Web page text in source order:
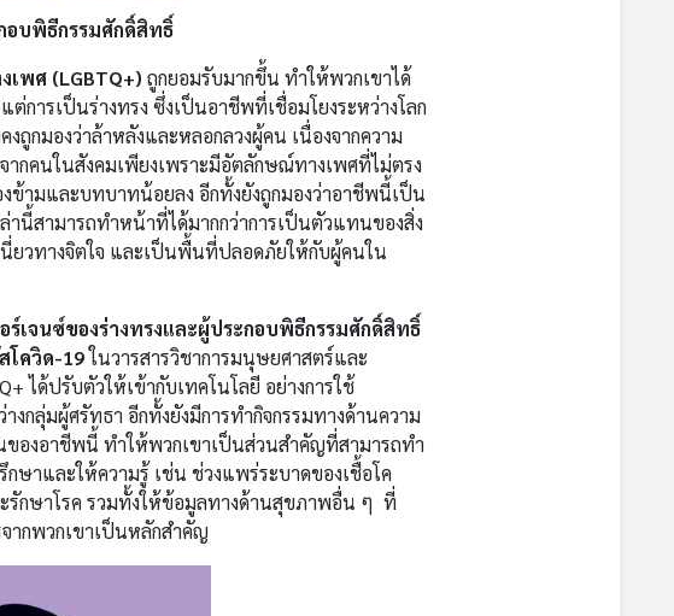
อบพิธีกรรมศักดิ์สิทธิ์
พศ (LGBTQ+) ถูกยอมรับมากขึ้น ทำให้พวกเขาได้
การเป็นร่างทรง ซึ่งเป็นอาชีพที่เชื่อมโยงระหว่างโลก
กมองว่าล้าหลังและหลอกลวงผู้คน เนื่องจากความ
ากคนในสังคมเพียงเพราะมีอัตลักษณ์ทางเพศที่ไม่ตรง
ข้ามและบทบาทน้อยลง อีกทั้งยังถูกมองว่าอาชีพนี้เป็น
นี้สามารถทำหน้าที่ได้มากกว่าการเป็นตัวแทนของสิ่ง
ยวทางจิตใจ และเป็นพื้นที่ปลอดภัยให้กับผู้คนใน
เจนซ์ของร่างทรงและผู้ประกอบพิธีกรรมศักดิ์สิทธิ์
โควิด-19ในวารสารวิชาการมนุษยศาสตร์และ
ได้ปรับตัวให้เข้ากับเทคโนโลยี อย่างการใช้
งกลุ่มผู้ศรัทธา อีกทั้งยังมีการทำกิจกรรมทางด้านความ
องอาชีพนี้ ทำให้พวกเขาเป็นส่วนสำคัญที่สามารถทำ
าและให้ความรู้ เช่น ช่วงแพร่ระบาดของเชื้อโค
รักษาโรค รวมทั้งให้ข้อมูลทางด้านสุขภาพอื่น ๆ ที่
ากพวกเขาเป็นหลักสำคัญ